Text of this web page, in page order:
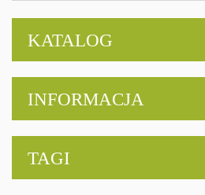
KATALOG
INFORMACJA
TAGI